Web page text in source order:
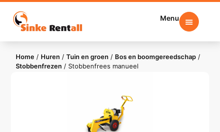
Menu
Home / Huren /Tuin en groen / Bos en boomgereedschap /
Stobbenfrezen / Stobbenfrees manueel